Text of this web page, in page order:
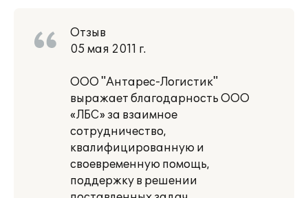
Отзыв
05 мая 2011 г.
ООО "Антарес-Логистик"
выражает благодарность ООО
«ЛБС» за взаимное
сотрудничество,
квалифицированную и
своевременную помощь,
поддержку в решении